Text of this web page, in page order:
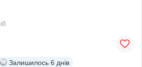
Залишилось 6 днів